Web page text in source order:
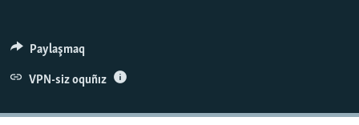
Paylaşmaq
VPN-siz oquñız